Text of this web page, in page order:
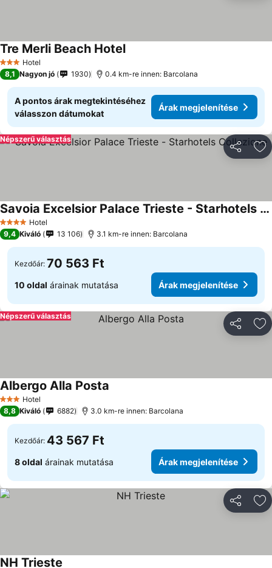
3 Kategória
Hotel
Tre Merli Beach HotelÁrak megjelenítése
8,1 Nagyon jó 1930 0.4 km-re innen: Barcolana
A pontos árak megtekintéséhez
válasszon dátumokat
Árak megjelenítése
Népszerű választás
4 KategóriaHotel
Savoia Excelsior Palace Trieste - Starhotels Collezione
Árak megjelenítése
9,4 Kiváló 13 106 3.1 km-re innen: Barcolana
Kezdőár: 70 563 Ft
10 oldal árainak mutatása Árak megjelenítése
Népszerű választás
3 Kategória
Hotel
Albergo Alla Posta
8,8 Kiváló 6882 3.0 km-re innen: Barcolana
Kezdőár: 43 567 Ft
8 oldal árainak mutatása Árak megjelenítése
NH Trieste